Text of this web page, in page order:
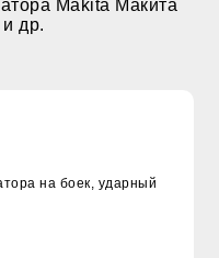
на боек, ударный